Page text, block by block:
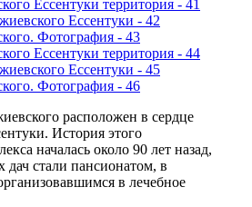
расположен в сердце
История этого
началась около 90 лет назад,
дач стали пансионатом, в
в лечебное